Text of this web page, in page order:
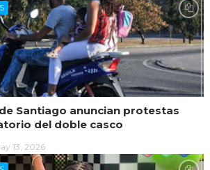
Santiago anuncian protestas
del doble casco
13, 2026